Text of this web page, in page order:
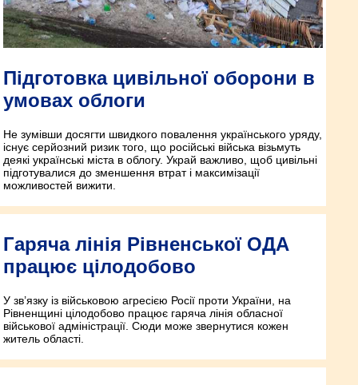
Підготовка цивільної оборони в
умовах облоги
Не зумівши досягти швидкого повалення українського уряду,
існує серйозний ризик того, що російські війська візьмуть
деякі українські міста в облогу. Украй важливо, щоб цивільні
підготувалися до зменшення втрат і максимізації
можливостей вижити.
Гаряча лінія Рівненської ОДА
працює цілодобово
У зв’язку із військовою агресією Росії проти України, на
Рівненщині цілодобово працює гаряча лінія обласної
військової адміністрації. Сюди може звернутися кожен
житель області.